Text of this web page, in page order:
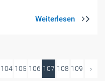
104 105 106 107 108 109 ›